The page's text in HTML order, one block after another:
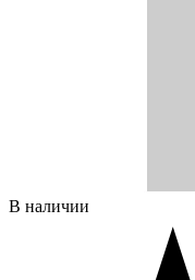
В наличии